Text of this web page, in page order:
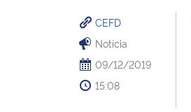
CEFD
Notícia
09/12/2019
15:08